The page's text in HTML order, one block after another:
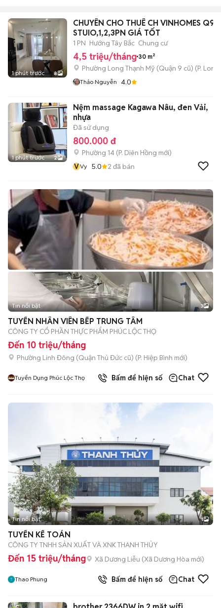
1 phút trước 8
CHUYÊN CHO THUÊ CH VINHOMES Q9
STUIO,1,2,3PN GIÁ TỐT
1 PN Hướng Tây Bắc Chung cư
4,5 triệu/tháng 30 m²
Phường Long Thạnh Mỹ (Quận 9 cũ) (P.
Thảo Nguyễn 4.0
1 phút trước 2
Nệm massage Kagawa Nâu, đen Vải,
nhựa
Đã sử dụng
800.000 đ
Phường 14 (P. Diên Hồng mới)
VVy 5.0 2 đã bán
Tin nổi bật 3
TUYỂN NHÂN VIÊN BẾP TRUNG TÂM
CÔNG TY CỔ PHẦN THỰC PHẨM PHÚC LỘC THỌ
Đến 10 triệu/tháng
Phường Linh Đông (Quận Thủ Đức cũ) (P. Hiệp Bình mới)
Tuyển Dụng Phúc Lộc Thọ Bấm để hiện số Chat
Tin nổi bật 1
TUYỂN KẾ TOÁN
CÔNG TY TNHH SẢN XUẤT VÀ XNK THANH THỦY
Đến 15 triệu/tháng Xã Dương Liễu (Xã Dương Hòa mới)
Thao Phung Bấm để hiện số Chat